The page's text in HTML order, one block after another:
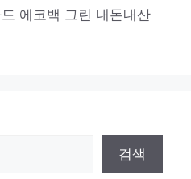
에코백 그린 내돈내산
검색